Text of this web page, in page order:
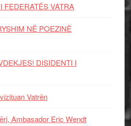
FEDERATËS VATRA
NË POEZINË
DISIDENTI I
Vatrën
Ambasador Eric Wendt